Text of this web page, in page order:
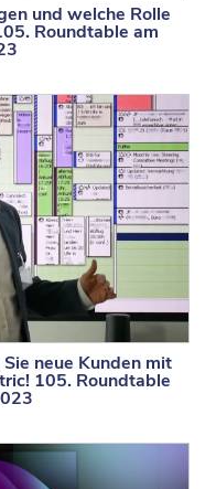
und welche Rolle
Roundtable am
neue Kunden mit
105. Roundtable